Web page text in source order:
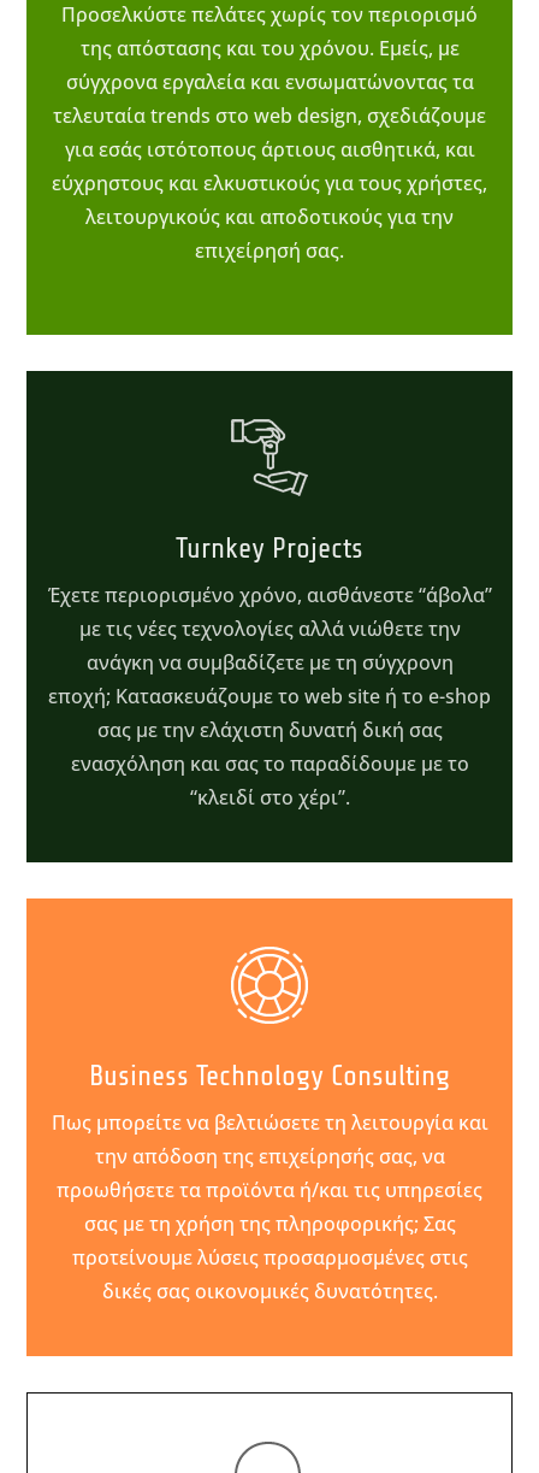
Προσελκύστε πελάτες χωρίς τον περιορισμό
της απόστασης και του χρόνου. Εμείς, με
σύγχρονα εργαλεία και ενσωματώνοντας τα
τελευταία trends στο web design, σχεδιάζουμε
για εσάς ιστότοπους άρτιους αισθητικά, και
εύχρηστους και ελκυστικούς για τους χρήστες,
λειτουργικούς και αποδοτικούς για την
επιχείρησή σας.
Turnkey Projects
Έχετε περιορισμένο χρόνο, αισθάνεστε “άβολα”
με τις νέες τεχνολογίες αλλά νιώθετε την
ανάγκη να συμβαδίζετε με τη σύγχρονη
εποχή; Κατασκευάζουμε το web site ή το e-shop
σας με την ελάχιστη δυνατή δική σας
ενασχόληση και σας το παραδίδουμε με το
“κλειδί στο χέρι”.
Business Technology Consulting
Πως μπορείτε να βελτιώσετε τη λειτουργία και
την απόδοση της επιχείρησής σας, να
προωθήσετε τα προϊόντα ή/και τις υπηρεσίες
σας με τη χρήση της πληροφορικής; Σας
προτείνουμε λύσεις προσαρμοσμένες στις
δικές σας οικονομικές δυνατότητες.